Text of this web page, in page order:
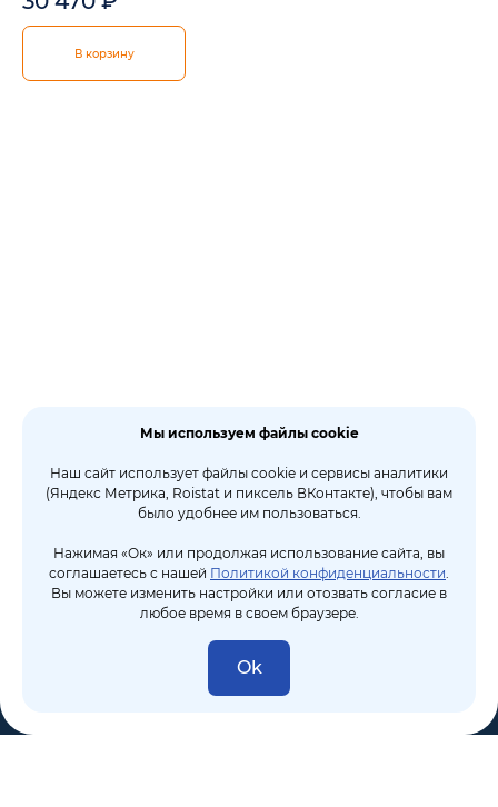
В корзину
Мы используем файлы cookie
Наш сайт использует файлы cookie и сервисы аналитики
(Яндекс Метрика, Roistat и пиксель ВКонтакте), чтобы вам
было удобнее им пользоваться.
Нажимая «Ок» или продолжая использование сайта, вы
соглашаетесь с нашей Политикой конфиденциальности.
Вы можете изменить настройки или отозвать согласие в
любое время в своем браузере.
Ok